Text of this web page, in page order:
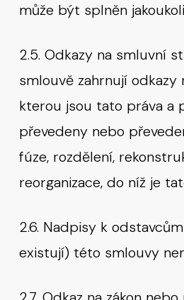
může být splněn
2.5. Odkazy na smluvní
smlouvě zahrnují odkazy
kterou jsou tato práva a
převedeny nebo
fúze, rozdělení,
reorganizace, do níž je
2.6. Nadpisy k
existují) této smlouvy